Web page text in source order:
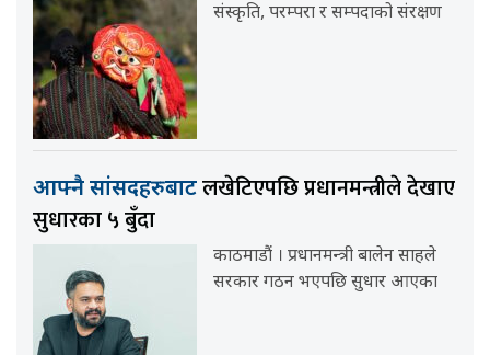
संस्कृति, परम्परा र सम्पदाको संरक्षण
आफ्नै सांसदहरुबाटलखेटिएपछि प्रधानमन्त्रीले देखाए
सुधारका ५ बुँदा
काठमाडौं । प्रधानमन्त्री बालेन साहले
सरकार गठन भएपछि सुधार आएका